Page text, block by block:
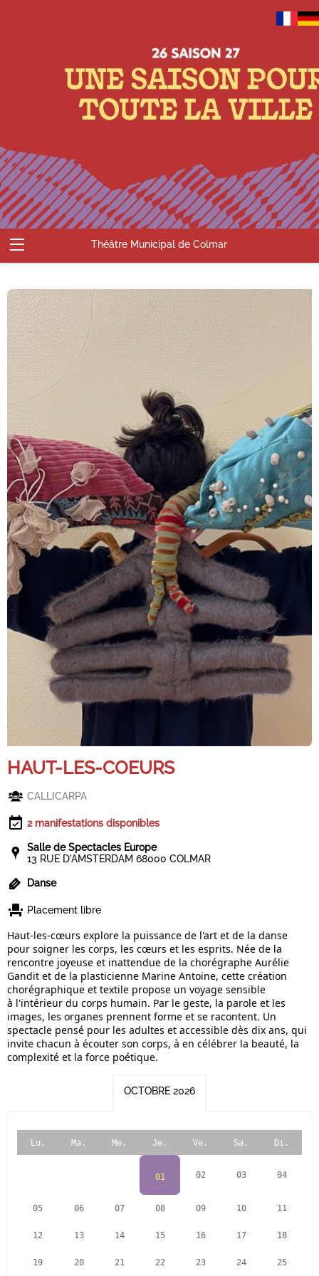
Théâtre Municipal de Colmar
HAUT-LES-COEURS
CALLICARPA
2 manifestations disponibles
Salle de Spectacles Europe
13 RUE D'AMSTERDAM 68000 COLMAR
Danse
Placement libre
Haut-les-cœurs explore la puissance de l'art et de la danse
pour soigner les corps, les cœurs et les esprits. Née de la
rencontre joyeuse et inattendue de la chorégraphe Aurélie
Gandit et de la plasticienne Marine Antoine, cette création
chorégraphique et textile propose un voyage sensible
à l'intérieur du corps humain. Par le geste, la parole et les
images, les organes prennent forme et se racontent. Un
spectacle pensé pour les adultes et accessible dès dix ans, qui
invite chacun à écouter son corps, à en célébrer la beauté, la
complexité et la force poétique.
OCTOBRE 2026
Lu. Ma. Me. Je. Ve. Sa. Di.
01 02 03 04
05 06 07 08 09 10 11
12 13 14 15 16 17 18
19 20 21 22 23 24 25